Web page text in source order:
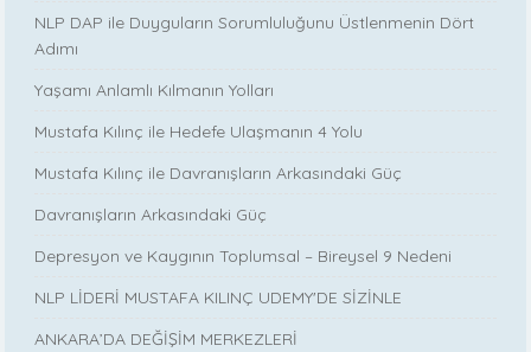
NLP DAP ile Duyguların Sorumluluğunu Üstlenmenin Dört
Adımı
Yaşamı Anlamlı Kılmanın Yolları
Mustafa Kılınç ile Hedefe Ulaşmanın 4 Yolu
Mustafa Kılınç ile Davranışların Arkasındaki Güç
Davranışların Arkasındaki Güç
Depresyon ve Kaygının Toplumsal – Bireysel 9 Nedeni
NLP LİDERİ MUSTAFA KILINÇ UDEMY'DE SİZİNLE
ANKARA’DA DEĞİŞİM MERKEZLERİ